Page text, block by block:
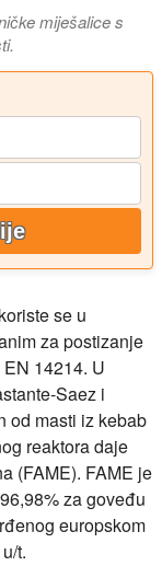
miješalice s
se u
za postizanje
14214. U
Saez i
od masti iz kebab
reaktora daje
(FAME). FAME je
za goveđu
europskom
t.